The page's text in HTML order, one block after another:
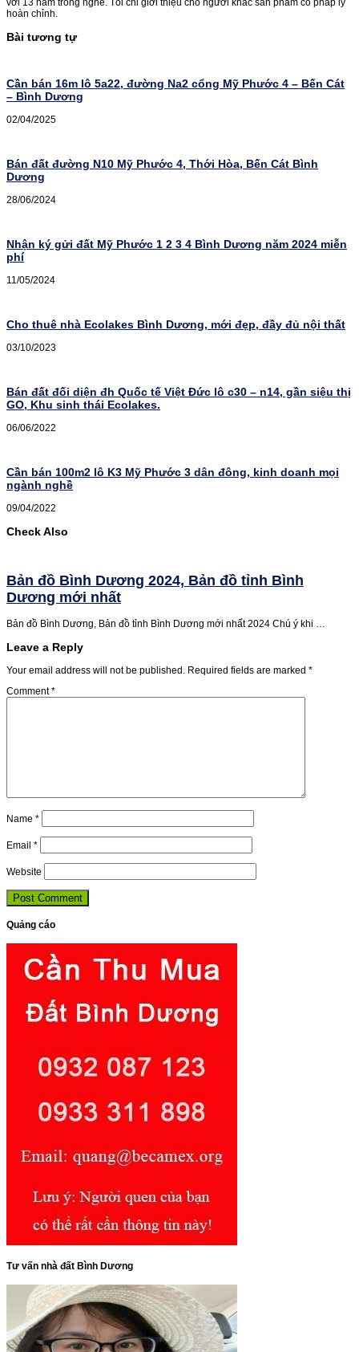
hoàn chỉnh.
Bài tương tự
Cần bán 16m lô 5a22, đường Na2 cổng Mỹ Phước 4 – Bến Cát
– Bình Dương
02/04/2025
Bán đất đường N10 Mỹ Phước 4, Thới Hòa, Bến Cát Bình
Dương
28/06/2024
Nhận ký gửi đất Mỹ Phước 1 2 3 4 Bình Dương năm 2024 miễn
phí
11/05/2024
Cho thuê nhà Ecolakes Bình Dương, mới đẹp, đầy đủ nội thất
03/10/2023
Bán đất đối diện đh Quốc tế Việt Đức lô c30 – n14, gần siệu thị
GO, Khu sinh thái Ecolakes.
06/06/2022
Cần bán 100m2 lô K3 Mỹ Phước 3 dân đông, kinh doanh mọi
ngành nghề
09/04/2022
Check Also
Bản đồ Bình Dương 2024, Bản đồ tỉnh Bình
Dương mới nhất
Bản đồ Bình Dương, Bản đồ tỉnh Bình Dương mới nhất 2024 Chú ý khi …
Leave a Reply
Your email address will not be published. Required fields are marked *
Comment*
Name *
Email *
Website
Quảng cáo
Tư vấn nhà đất Bình Dương